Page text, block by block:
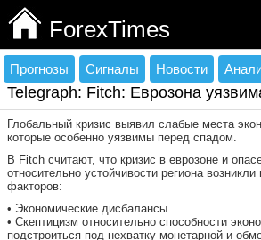
ForexTimes
Прогнозы Сигналы Новости
Telegraph: Fitch: Еврозона
Глобальный кризис выявил слабые места
которые особенно уязвимы перед спадом.
В Fitch считают, что кризис в еврозоне и
относительно устойчивости региона
факторов:
• Экономические дисбалансы
• Скептицизм относительно способности
подстроиться под нехватку монетарной и